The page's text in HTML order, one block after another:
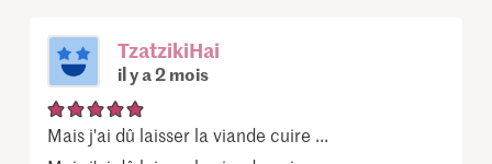
TzatzikiHai
il y a 2 mois
Mais j'ai dû laisser la viande cuire ...